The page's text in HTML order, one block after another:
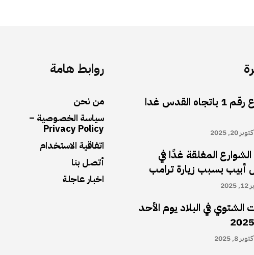
روابط هامة
من نحن
سياسة الخصوصية –
Privacy Policy
اتفاقية الاستخدام
أتصل بنا
اخبار عاجلة
أغلاق شارع رقم 1 باتجاه القدس غدا
20, 2025
المغلقة غدًا في
أبيب بسبب زيارة ترامب
الشتوي في البلاد يوم الأحد
8, 2025